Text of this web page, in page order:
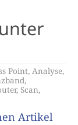
Point, Analyse,
,
, Scan,
Artikel